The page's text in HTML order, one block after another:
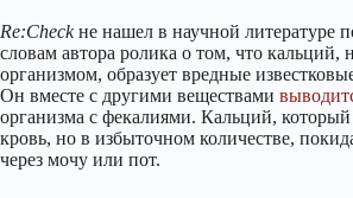
Re:Checkне нашел в научной литературе
словам автора ролика о том, что кальций,
организмом, образует вредные
Он вместе с другими веществами
организма с фекалиями. Кальций, который
кровь, но в избыточном количестве,
через мочу или пот.